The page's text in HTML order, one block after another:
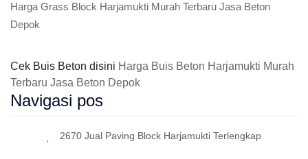
Harga Grass Block Harjamukti Murah Terbaru Jasa Beton
Depok
Cek Buis Beton disini Harga Buis Beton Harjamukti Murah
Terbaru Jasa Beton Depok
Navigasi pos
2670 Jual Paving Block Harjamukti Terlengkap